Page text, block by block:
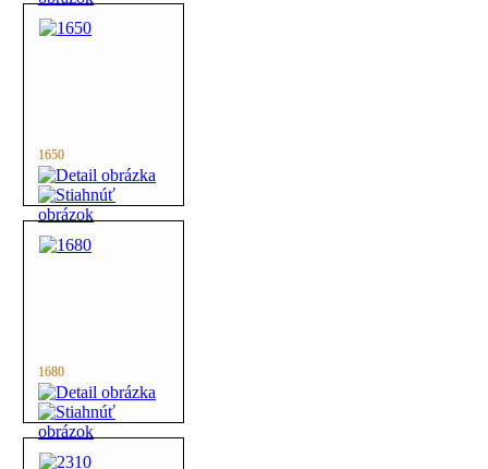
1650
1680